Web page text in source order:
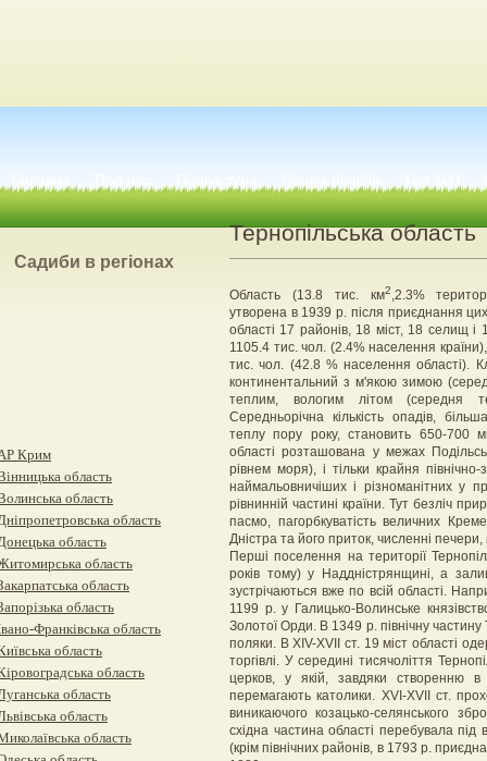
Тернопільська область
Область (13.8 тис. км2 ,2.3%
утворена в 1939 р. після приєднання
області 17 районів, 18 міст, 18 селищ
1105.4 тис. чол. (2.4% населення
тис. чол. (42.8 % населення області).
континентальний з м'якою зимою
теплим, вологим літом (середня
Середньорічна кількість опадів,
теплу пору року, становить 650-700
області розташована у межах
рівнем моря), і тільки крайня
наймальовничіших і різноманітних у
рівнинній частині країни. Тут безліч
пасмо, пагорбкуватість величних
Дністра та його приток, численні печери,
Перші поселення на території
років тому) у Наддністрянщині, а
зустрічаються вже по всій області.
1199 р. у Галицько-Волинське
Золотої Орди. В 1349 р. північну
поляки. В ХIV-XVII ст. 19 міст області
торгівлі. У середині тисячоліття
церков, у якій, завдяки створен­ню в
перемагають католики. ХVI-ХVІІ ст.
виникаючого козацько-селянського
східна частина області перебувала
(крім північних районів, в 1793 р.
Садиби в регіонах
Крим
область
область
область
область
область
область
область
Франківська область
область
область
область
область
область